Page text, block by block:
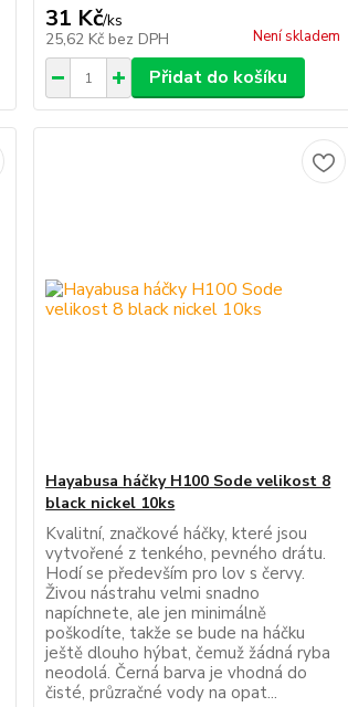
31 Kč/ks
25,62 Kč bez DPH Není skladem
Přidat do košíku
Hayabusa háčky H100 Sode velikost 8
black nickel 10ks
Kvalitní, značkové háčky, které jsou
vytvořené z tenkého, pevného drátu.
Hodí se především pro lov s červy.
Živou nástrahu velmi snadno
napíchnete, ale jen minimálně
poškodíte, takže se bude na háčku
ještě dlouho hýbat, čemuž žádná ryba
neodolá. Černá barva je vhodná do
čisté, průzračné vody na opat...